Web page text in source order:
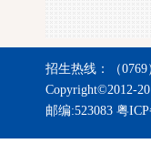
招生热线：（0769
Copyright©2012-
邮编:523083 粤